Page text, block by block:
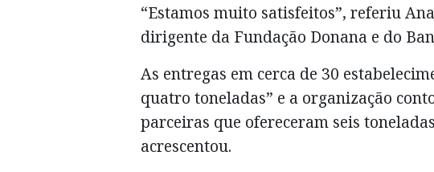
“Estamos muito satisfeitos”, referiu
dirigente da Fundação Donana e do
As entregas em cerca de 30
quatro toneladas” e a organização
parceiras que ofereceram seis
acrescentou.